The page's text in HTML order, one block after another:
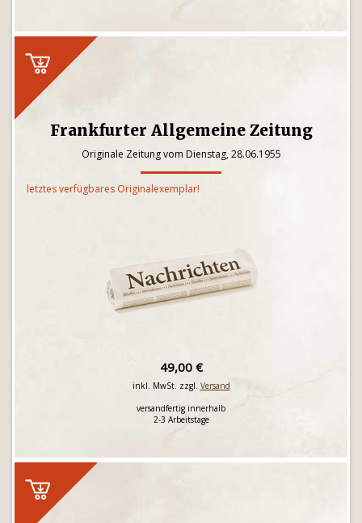
Frankfurter Allgemeine Zeitung
Originale Zeitung vom Dienstag, 28.06.1955
letztes verfügbares Originalexemplar!
49,00 €
inkl. MwSt. zzgl. Versand
versandfertig innerhalb
2-3 Arbeitstage